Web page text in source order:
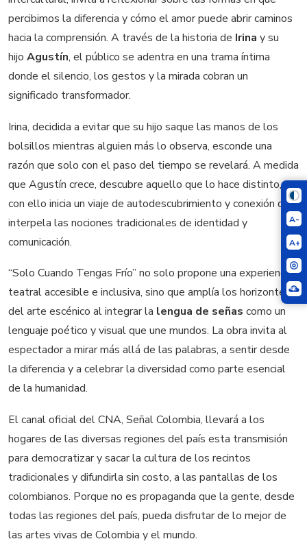
A-
A+
percibimos la diferencia y cómo el amor puede abrir caminos
hacia la comprensión. A través de la historia de Irina y su
hijo Agustín, el público se adentra en una trama íntima
donde el silencio, los gestos y la mirada cobran un
significado transformador.
Irina, decidida a evitar que su hijo saque las manos de los
bolsillos mientras alguien más lo observa, esconde una
razón que solo con el paso del tiempo se revelará. A medida
que Agustín crece, descubre aquello que lo hace distinto, y
con ello inicia un viaje de autodescubrimiento y conexión que
interpela las nociones tradicionales de identidad y
comunicación.
“Solo Cuando Tengas Frío” no solo propone una experiencia
teatral accesible e inclusiva, sino que amplía los horizontes
del arte escénico al integrar la lengua de señas como un
lenguaje poético y visual que une mundos. La obra invita al
espectador a mirar más allá de las palabras, a sentir desde
la diferencia y a celebrar la diversidad como parte esencial
de la humanidad.
El canal oficial del CNA, Señal Colombia, llevará a los
hogares de las diversas regiones del país esta transmisión
para democratizar y sacar la cultura de los recintos
tradicionales y difundirla sin costo, a las pantallas de los
colombianos. Porque no es propaganda que la gente, desde
todas las regiones del país, pueda disfrutar de lo mejor de
las artes vivas de Colombia y el mundo.